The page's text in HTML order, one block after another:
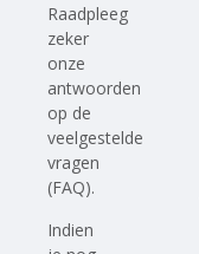
Raadpleeg
zeker
onze
antwoorden
op de
veelgestelde
vragen
(FAQ).
Indien